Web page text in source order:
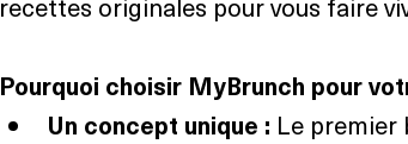
Pourquoi choisir MyBrunch pour
Un concept unique : Le premier